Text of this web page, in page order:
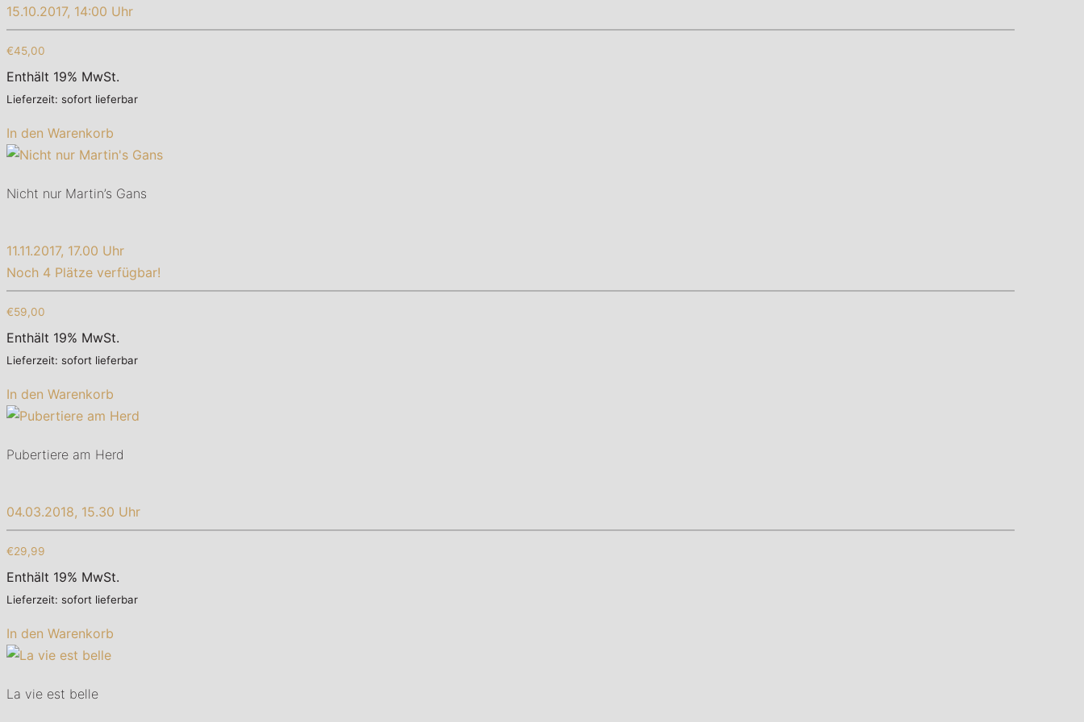
15.10.2017, 14:00 Uhr
€45,00
Enthält 19% MwSt.
Lieferzeit: sofort lieferbar
In den Warenkorb
Nicht nur Martin’s Gans
11.11.2017, 17.00 Uhr
Noch 4 Plätze verfügbar!
€59,00
Enthält 19% MwSt.
Lieferzeit: sofort lieferbar
In den Warenkorb
Pubertiere am Herd
04.03.2018, 15.30 Uhr
€29,99
Enthält 19% MwSt.
Lieferzeit: sofort lieferbar
In den Warenkorb
La vie est belle